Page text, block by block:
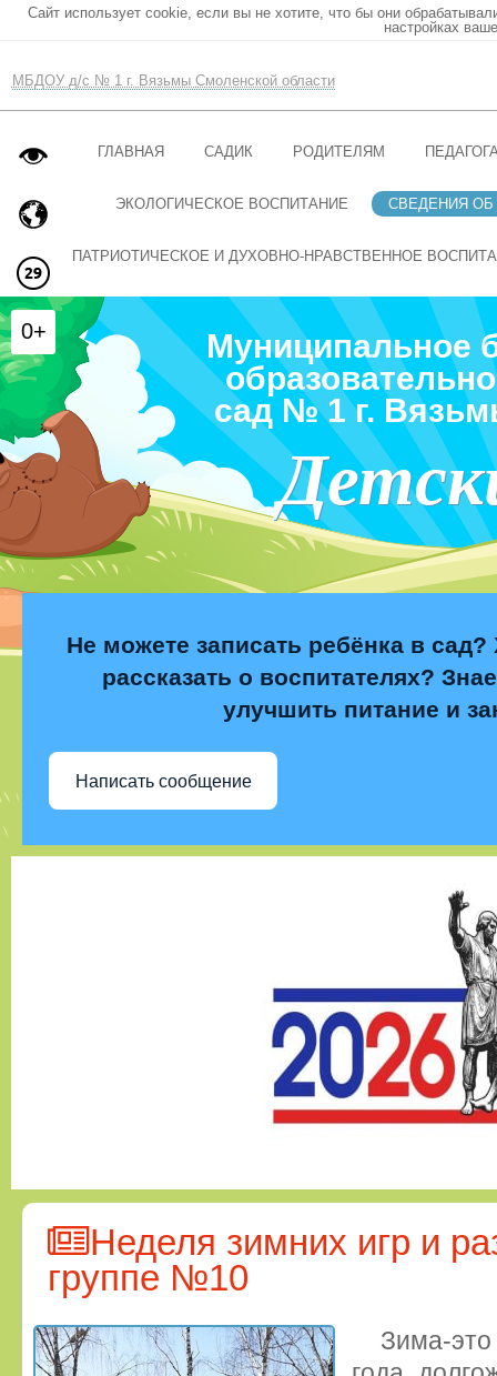
Сайт использует cookie, если вы не хотите, что бы они
настройках
МБДОУ д/с № 1 г. Вязьмы Смоленской области
ГЛАВНАЯ САДИК РОДИТЕЛЯМ
ЭКОЛОГИЧЕСКОЕ ВОСПИТАНИЕ СВЕДЕНИЯ ОБ
ПАТРИОТИЧЕСКОЕ И ДУХОВНО-НРАВСТВЕННОЕ
Муниципальное
сад № 1 г.
Не можете записать ребёнка в сад?
рассказать о воспитателях?
улучшить питание и
Написать сообщение
Неделя зимних игр и
группе №10
Зима-
0+